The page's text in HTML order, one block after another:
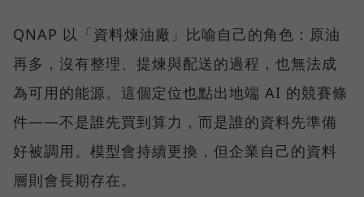
QNAP 以「資料煉油廠」比喻自己的角色：原油
再多，沒有整理、提煉與配送的過程，也無法成
為可用的能源。這個定位也點出地端 AI 的競賽條
件——不是誰先買到算力，而是誰的資料先準備
好被調用。模型會持續更換，但企業自己的資料
層則會長期存在。